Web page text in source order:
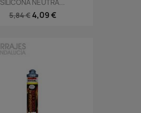
SILICONA NEUTRA...
5,84 € 4,09 €